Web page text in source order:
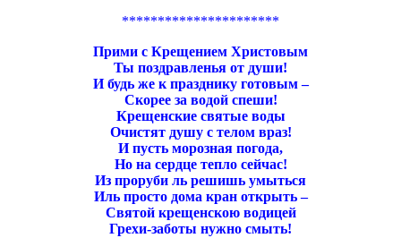
**********************
Прими с Крещением Христовым
Ты поздравленья от души!
И будь же к празднику готовым –
Скорее за водой спеши!
Крещенские святые воды
Очистят душу с телом враз!
И пусть морозная погода,
Но на сердце тепло сейчас!
Из проруби ль решишь умыться
Иль просто дома кран открыть –
Святой крещенскою водицей
Грехи-заботы нужно смыть!